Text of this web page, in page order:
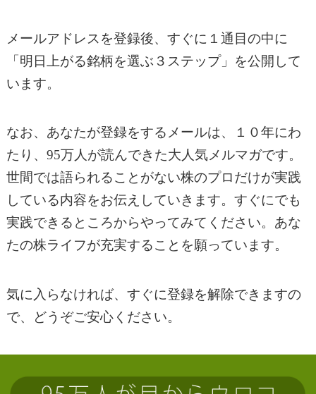
メールアドレスを登録後、すぐに１通目の中に
「明日上がる銘柄を選ぶ３ステップ」を公開して
います。
なお、あなたが登録をするメールは、１０年にわ
たり、95万人が読んできた大人気メルマガです。
世間では語られることがない株のプロだけが実践
している内容をお伝えしていきます。すぐにでも
実践できるところからやってみてください。あな
たの株ライフが充実することを願っています。
気に入らなければ、すぐに登録を解除できますの
で、どうぞご安心ください。